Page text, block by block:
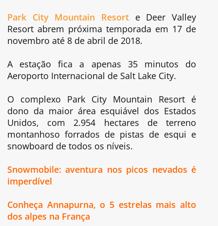
Park City Mountain Resort e Deer Valley
Resort abrem próxima temporada em 17 de
novembro até 8 de abril de 2018.
A estação fica a apenas 35 minutos do
Aeroporto Internacional de Salt Lake City.
O complexo Park City Mountain Resort é
dono da maior área esquiável dos Estados
Unidos, com 2.954 hectares de terreno
montanhoso forrados de pistas de esqui e
snowboard de todos os níveis.
Snowmobile: aventura nos picos nevados é
imperdível
Conheça Annapurna, o 5 estrelas mais alto
dos alpes na França